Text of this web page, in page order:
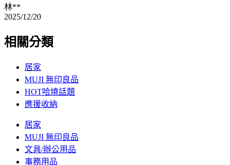
林**
2025/12/20
相關分類
居家
MUJI 無印良品
HOT哈燒話題
應援收納
居家
MUJI 無印良品
文具/辦公用品
事務用品